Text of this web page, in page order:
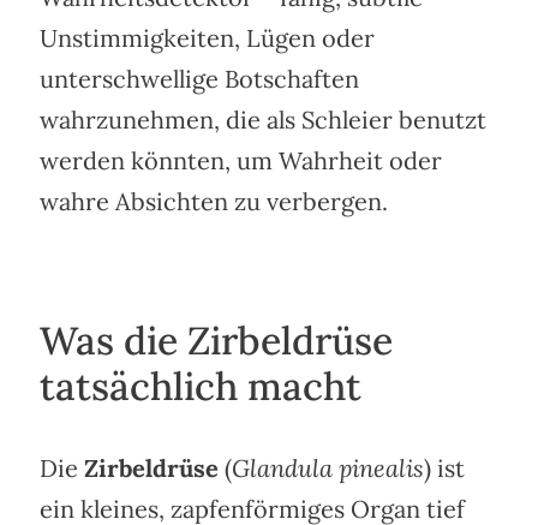
Unstimmigkeiten, Lügen oder
unterschwellige Botschaften
wahrzunehmen, die als Schleier benutzt
werden könnten, um Wahrheit oder
wahre Absichten zu verbergen.
Was die Zirbeldrüse
tatsächlich macht
DieZirbeldrüse (Glandula pinealis) ist
ein kleines, zapfenförmiges Organ tief